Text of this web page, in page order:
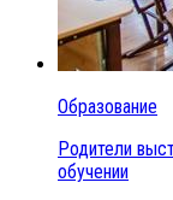
Образование
Родители
обучении